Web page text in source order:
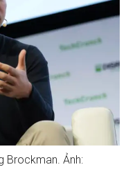
Brockman. Ảnh: